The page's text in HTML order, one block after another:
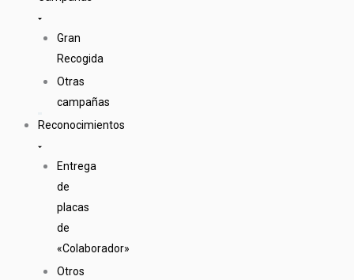
Gran
Recogida
Otras
campañas
Reconocimientos
Entrega
de
placas
de
«Colaborador»
Otros